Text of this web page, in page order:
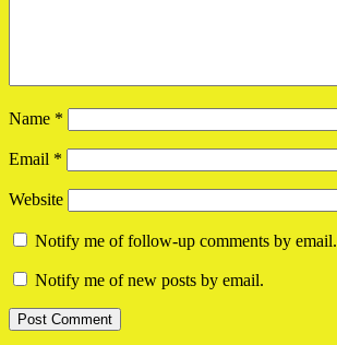
Name *
Email *
Website
Notify me of follow-up comments by email.
Notify me of new posts by email.